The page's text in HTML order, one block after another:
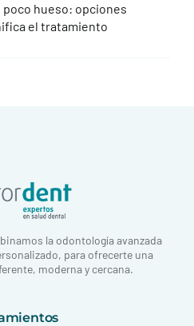
hueso: opciones
el tratamiento
la odontología avanzada
para ofrecerte una
moderna y cercana.